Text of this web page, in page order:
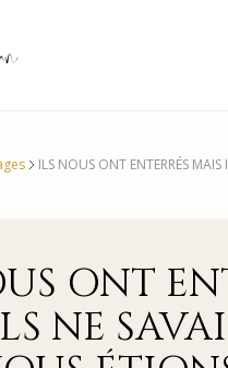
ILS NOUS ONT ENTERRÉS
ONT
NE